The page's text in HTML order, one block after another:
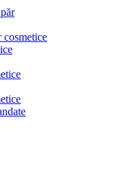
cosmetice